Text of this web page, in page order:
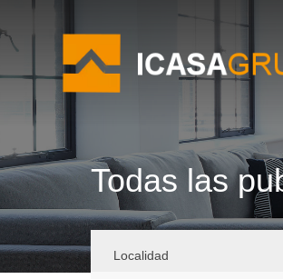
Todas las
Localidad